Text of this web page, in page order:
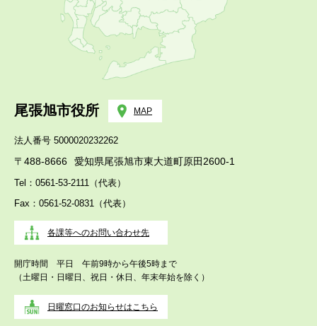
尾張旭市役所 MAP
法人番号 5000020232262
〒488-8666 愛知県尾張旭市東大道町原田2600-1
Tel：0561-53-2111（代表）
Fax：0561-52-0831（代表）
各課等へのお問い合わせ先
開庁時間 平日 午前9時から午後5時まで
（土曜日・日曜日、祝日・休日、年末年始を除く）
日曜窓口のお知らせはこちら